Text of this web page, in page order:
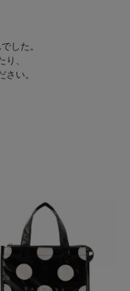
した。
り、
さい。